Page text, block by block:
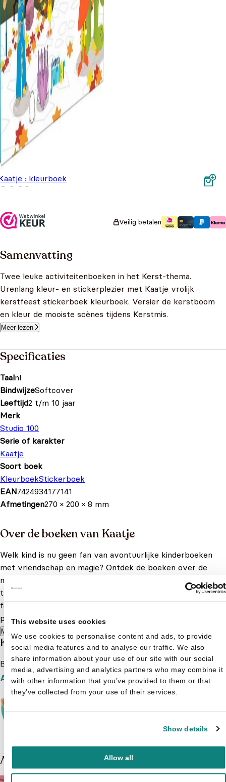
This website uses cookies
We use cookies to personalise content and ads, to provide
social media features and to analyse our traffic. We also
share information about your use of our site with our social
media, advertising and analytics partners who may combine it
with other information that you’ve provided to them or that
they’ve collected from your use of their services.
Show details
Allow all
: kleurboek
4,99
Veilig betalen
Samenvatting
Twee leuke activiteitenboeken in het Kerst-thema.
Urenlang kleur- en stickerplezier met Kaatje vrolijk
kerstfeest stickerboek kleurboek. Versier de kerstboom
en kleur de mooiste scènes tijdens Kerstmis.
Meer lezen
Specificaties
Taalnl
BindwijzeSoftcover
Leeftijd2 t/m 10 jaar
Merk
Studio 100
Serie of karakter
Kaatje
Soort boek
KleurboekStickerboek
EAN7424934177141
Afmetingen270 × 200 × 8 mm
Over de boeken van Kaatje
Welk kind is nu geen fan van avontuurlijke kinderboeken
met vriendschap en magie? Ontdek de boeken over de
magische wereld van Kaatje, een geliefd personage uit een
tv-serie met duizenden jonge kijkers. Met behulp van onze
filters kies je met gemak een Kaatje kinderboek dat
perfect aansluit op de leeftijd en interesses van jouw kind.
Meer lezen
Kaatje
Bekijk het boeken aanbod van Kaatje
Aanbod
Andere boeken over Kaatje